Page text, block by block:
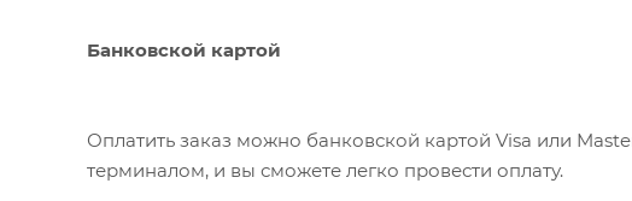
Банковской картой
Оплатить заказ можно банковской картой Visa или
терминалом, и вы сможете легко провести оплату.